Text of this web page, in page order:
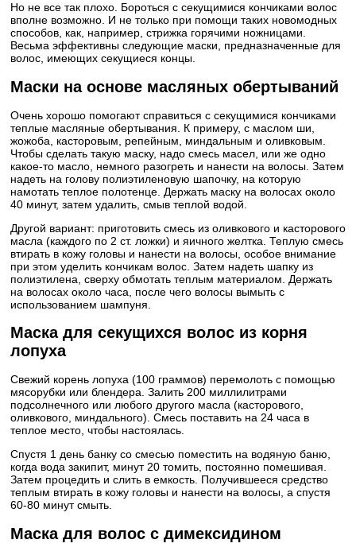
Но не все так плохо. Бороться с секущимися кончиками волос
вполне возможно. И не только при помощи таких новомодных
способов, как, например, стрижка горячими ножницами.
Весьма эффективны следующие маски, предназначенные для
волос, имеющих секущиеся концы.
Маски на основе масляных обертываний
Очень хорошо помогают справиться с секущимися кончиками
теплые масляные обертывания. К примеру, с маслом ши,
жожоба, касторовым, репейным, миндальным и оливковым.
Чтобы сделать такую маску, надо смесь масел, или же одно
какое-то масло, немного разогреть и нанести на волосы. Затем
надеть на голову полиэтиленовую шапочку, на которую
намотать теплое полотенце. Держать маску на волосах около
40 минут, затем удалить, смыв теплой водой.
Другой вариант: приготовить смесь из оливкового и касторового
масла (каждого по 2 ст. ложки) и яичного желтка. Теплую смесь
втирать в кожу головы и нанести на волосы, особое внимание
при этом уделить кончикам волос. Затем надеть шапку из
полиэтилена, сверху обмотать теплым материалом. Держать
на волосах около часа, после чего волосы вымыть с
использованием шампуня.
Маска для секущихся волос из корня
лопуха
Свежий корень лопуха (100 граммов) перемолоть с помощью
мясорубки или блендера. Залить 200 миллилитрами
подсолнечного или любого другого масла (касторового,
оливкового, миндального). Смесь поставить на 24 часа в
теплое место, чтобы настоялась.
Спустя 1 день банку со смесью поместить на водяную баню,
когда вода закипит, минут 20 томить, постоянно помешивая.
Затем процедить и слить в емкость. Получившееся средство
теплым втирать в кожу головы и нанести на волосы, а спустя
60-80 минут смыть.
Маска для волос с димексидином